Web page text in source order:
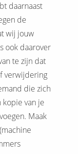
daarnaast
de
wij jouw
ook daarover
te zijn dat
verwijdering
die zich
kopie van je
Maak